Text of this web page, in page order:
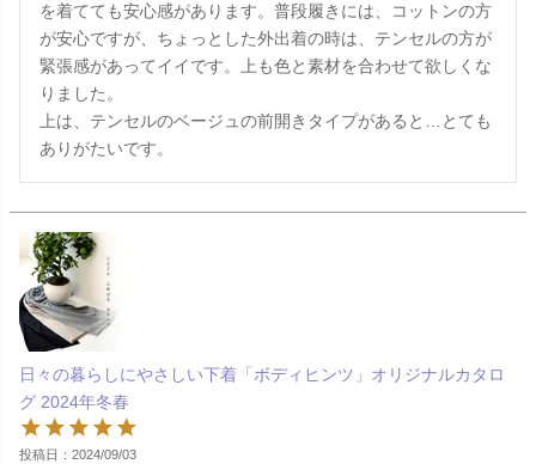
を着てても安心感があります。普段履きには、コットンの方
が安心ですが、ちょっとした外出着の時は、テンセルの方が
緊張感があってイイです。上も色と素材を合わせて欲しくな
りました。
上は、テンセルのベージュの前開きタイプがあると…とても
ありがたいです。
日々の暮らしにやさしい下着「ボディヒンツ」オリジナルカタロ
グ 2024年冬春
投稿日 2024/09/03